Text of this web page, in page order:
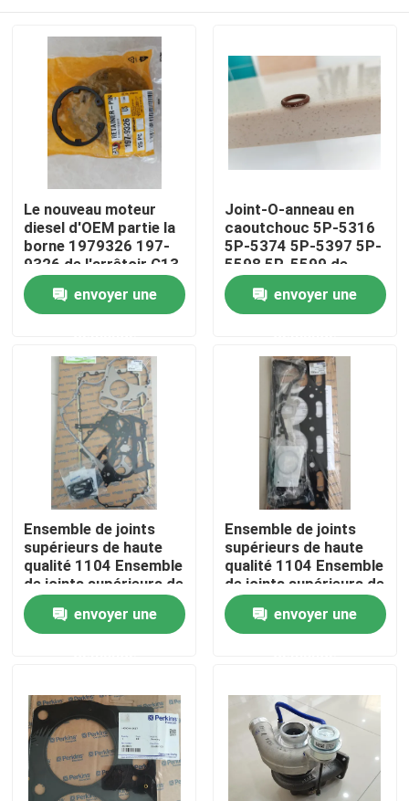
Maison
Produits
Au sujet de nous
Visite d'usine
Contrôle de qualité
Contactez-nous
Nouvelles
Demandez une citation
Excavatrice Spare Part
Le nouveau moteur
diesel d'OEM partie la
borne 1979326 197-
9326 de l'arrêtoir C13
envoyer une
Joint-O-anneau en
caoutchouc 5P-5316
5P-5374 5P-5397 5P-
5598 5P-5599 de
moteur
envoyer une
Ensemble de joints
supérieurs de haute
qualité 1104 Ensemble
de joints supérieurs de
haute qualité
U5LB0381envoyer une
Ensemble de joints
supérieurs de haute
qualité 1104 Ensemble
de joints supérieurs de
haute qualité
U5LT0357envoyer une